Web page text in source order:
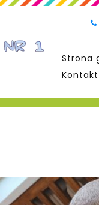
Strona
Kontakt